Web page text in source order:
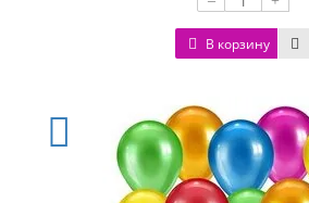
В корзину